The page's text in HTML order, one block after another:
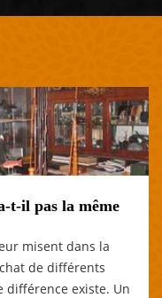
t-il pas la même
misent dans la
de différents
existe. Un